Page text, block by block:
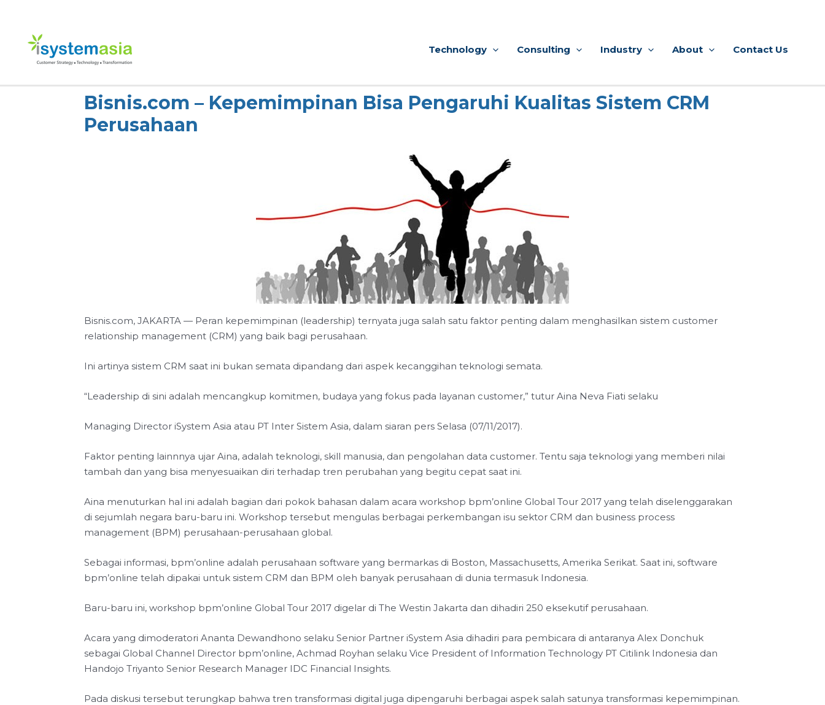
content
Technology
Consulting Industry About Contact Us
Bisnis.com – Kepemimpinan Bisa Pengaruhi Kualitas Sistem CRM
Perusahaan
Bisnis.com, JAKARTA — Peran kepemimpinan (leadership) ternyata juga salah satu faktor penting dalam menghasilkan sistem customer
relationship management (CRM) yang baik bagi perusahaan.
Ini artinya sistem CRM saat ini bukan semata dipandang dari aspek kecanggihan teknologi semata.
“Leadership di sini adalah mencangkup komitmen, budaya yang fokus pada layanan customer,” tutur Aina Neva Fiati selaku
Managing Director iSystem Asia atau PT Inter Sistem Asia, dalam siaran pers Selasa (07/11/2017).
Faktor penting lainnnya ujar Aina, adalah teknologi, skill manusia, dan pengolahan data customer. Tentu saja teknologi yang memberi nilai
tambah dan yang bisa menyesuaikan diri terhadap tren perubahan yang begitu cepat saat ini.
Aina menuturkan hal ini adalah bagian dari pokok bahasan dalam acara workshop bpm’online Global Tour 2017 yang telah diselenggarakan
di sejumlah negara baru-baru ini. Workshop tersebut mengulas berbagai perkembangan isu sektor CRM dan business process
management (BPM) perusahaan-perusahaan global.
Sebagai informasi, bpm’online adalah perusahaan software yang bermarkas di Boston, Massachusetts, Amerika Serikat. Saat ini, software
bpm’online telah dipakai untuk sistem CRM dan BPM oleh banyak perusahaan di dunia termasuk Indonesia.
Baru-baru ini, workshop bpm’online Global Tour 2017 digelar di The Westin Jakarta dan dihadiri 250 eksekutif perusahaan.
Acara yang dimoderatori Ananta Dewandhono selaku Senior Partner iSystem Asia dihadiri para pembicara di antaranya Alex Donchuk
sebagai Global Channel Director bpm’online, Achmad Royhan selaku Vice President of Information Technology PT Citilink Indonesia dan
Handojo Triyanto Senior Research Manager IDC Financial Insights.
Pada diskusi tersebut terungkap bahwa tren transformasi digital juga dipengaruhi berbagai aspek salah satunya transformasi kepemimpinan.